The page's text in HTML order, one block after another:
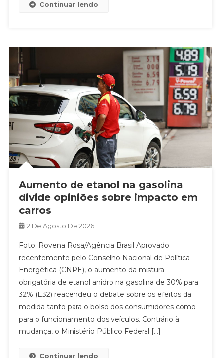
Continuar lendo
Aumento de etanol na gasolina
divide opiniões sobre impacto em
carros
2 De Agosto De 2026
Foto: Rovena Rosa/Agência Brasil Aprovado
recentemente pelo Conselho Nacional de Política
Energética (CNPE), o aumento da mistura
obrigatória de etanol anidro na gasolina de 30% para
32% (E32) reacendeu o debate sobre os efeitos da
medida tanto para o bolso dos consumidores como
para o funcionamento dos veículos. Contrário à
mudança, o Ministério Público Federal […]
Continuar lendo